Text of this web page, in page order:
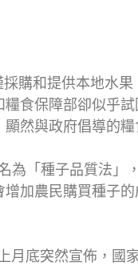
購和提供本地水
食保障部卻似乎
然與政府倡導的糧
為「種子品質法」
加農民購買種子
底突然宣佈，國